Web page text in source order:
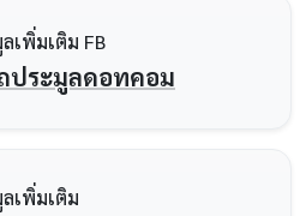
เพิ่มเติม FB
ประมูลดอทคอม
เพิ่มเติม